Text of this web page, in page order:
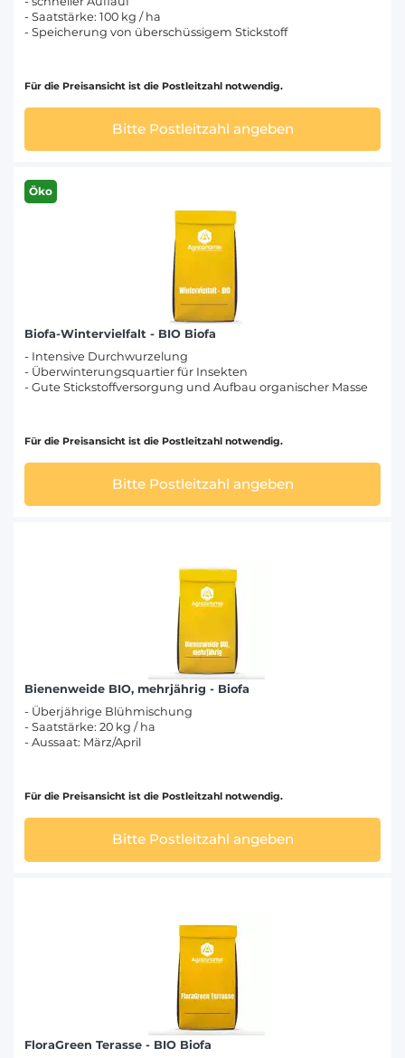
- Saatstärke: 100 kg / ha
- Speicherung von überschüssigem Stickstoff
Für die Preisansicht ist die Postleitzahl notwendig.
Bitte Postleitzahl angeben
Öko
Biofa-Wintervielfalt - BIO Biofa
- Intensive Durchwurzelung
- Überwinterungsquartier für Insekten
- Gute Stickstoffversorgung und Aufbau organischer Masse
Für die Preisansicht ist die Postleitzahl notwendig.
Bitte Postleitzahl angeben
Bienenweide BIO, mehrjährig - Biofa
- Überjährige Blühmischung
- Saatstärke: 20 kg / ha
- Aussaat: März/April
Für die Preisansicht ist die Postleitzahl notwendig.
Bitte Postleitzahl angeben
FloraGreen Terasse - BIO Biofa